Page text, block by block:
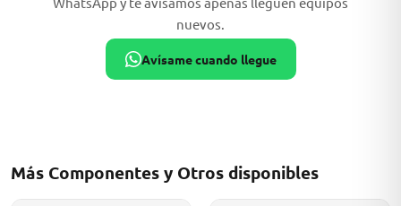
nuevos.
Avísame cuando llegue
Más Componentes y Otros disponibles